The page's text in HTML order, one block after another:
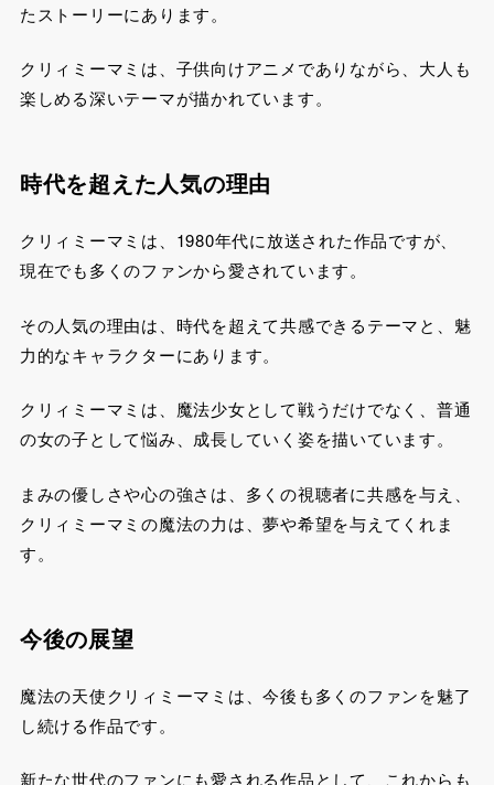
たストーリーにあります。
クリィミーマミは、子供向けアニメでありながら、大人も
楽しめる深いテーマが描かれています。
時代を超えた人気の理由
クリィミーマミは、1980年代に放送された作品ですが、
現在でも多くのファンから愛されています。
その人気の理由は、時代を超えて共感できるテーマと、魅
力的なキャラクターにあります。
クリィミーマミは、魔法少女として戦うだけでなく、普通
の女の子として悩み、成長していく姿を描いています。
まみの優しさや心の強さは、多くの視聴者に共感を与え、
クリィミーマミの魔法の力は、夢や希望を与えてくれま
す。
今後の展望
魔法の天使クリィミーマミは、今後も多くのファンを魅了
し続ける作品です。
新たな世代のファンにも愛される作品として、これからも